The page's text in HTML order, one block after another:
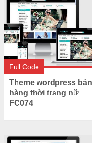
Full Code
Theme wordpress bán
hàng thời trang nữ
FC074